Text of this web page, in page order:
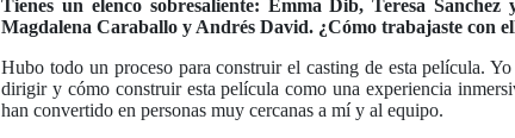
Tienes un elenco sobresaliente: Emma Dib, Teresa
Magdalena Caraballo y Andrés David. ¿Cómo trabajaste con
Hubo todo un proceso para construir el casting de esta película.
dirigir y cómo construir esta película como una experiencia
han convertido en personas muy cercanas a mí y al equipo.